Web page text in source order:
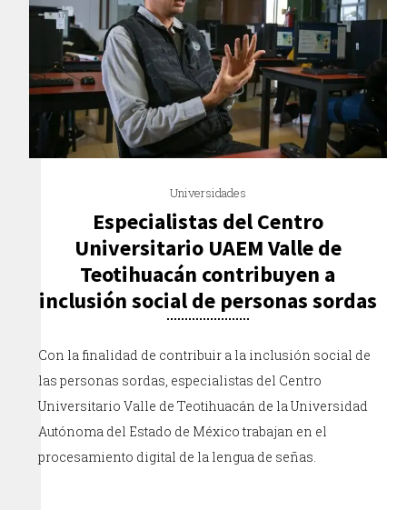
Universidades
Especialistas del Centro
Universitario UAEM Valle de
Teotihuacán contribuyen a
inclusión social de personas sordas
Con la finalidad de contribuir a la inclusión social de
las personas sordas, especialistas del Centro
Universitario Valle de Teotihuacán de la Universidad
Autónoma del Estado de México trabajan en el
procesamiento digital de la lengua de señas.